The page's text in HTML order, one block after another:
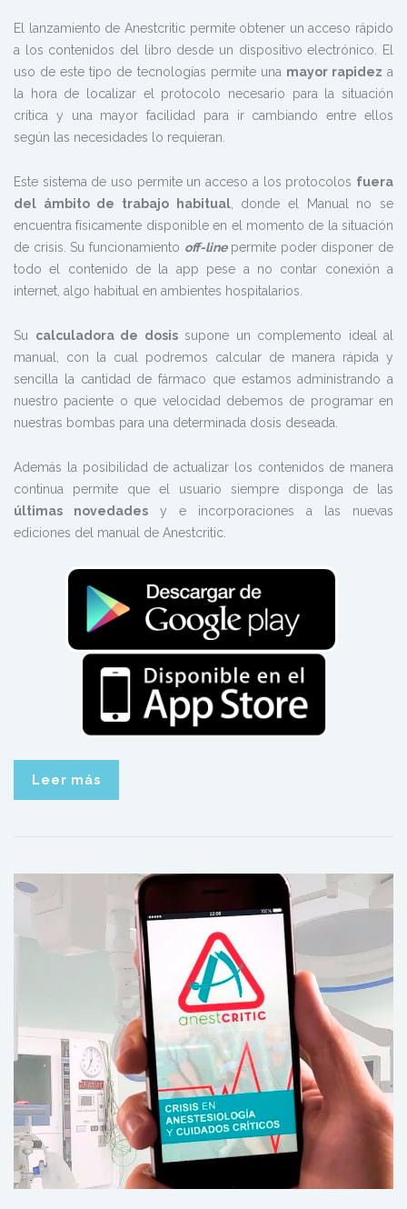
El lanzamiento de Anestcritic permite obtener un acceso rápido
a los contenidos del libro desde un dispositivo electrónico. El
uso de este tipo de tecnologías permite una mayor rapidez a
la hora de localizar el protocolo necesario para la situación
crítica y una mayor facilidad para ir cambiando entre ellos
según las necesidades lo requieran.
Este sistema de uso permite un acceso a los protocolos fuera
del ámbito de trabajo habitual, donde el Manual no se
encuentra físicamente disponible en el momento de la situación
de crisis. Su funcionamiento off-linepermite poder disponer de
todo el contenido de la app pese a no contar conexión a
internet, algo habitual en ambientes hospitalarios.
Su calculadora de dosissupone un complemento ideal al
manual, con la cual podremos calcular de manera rápida y
sencilla la cantidad de fármaco que estamos administrando a
nuestro paciente o que velocidad debemos de programar en
nuestras bombas para una determinada dosis deseada.
Además la posibilidad de actualizar los contenidos de manera
continua permite que el usuario siempre disponga de las
últimas novedades y e incorporaciones a las nuevas
ediciones del manual de Anestcritic.
Leer más